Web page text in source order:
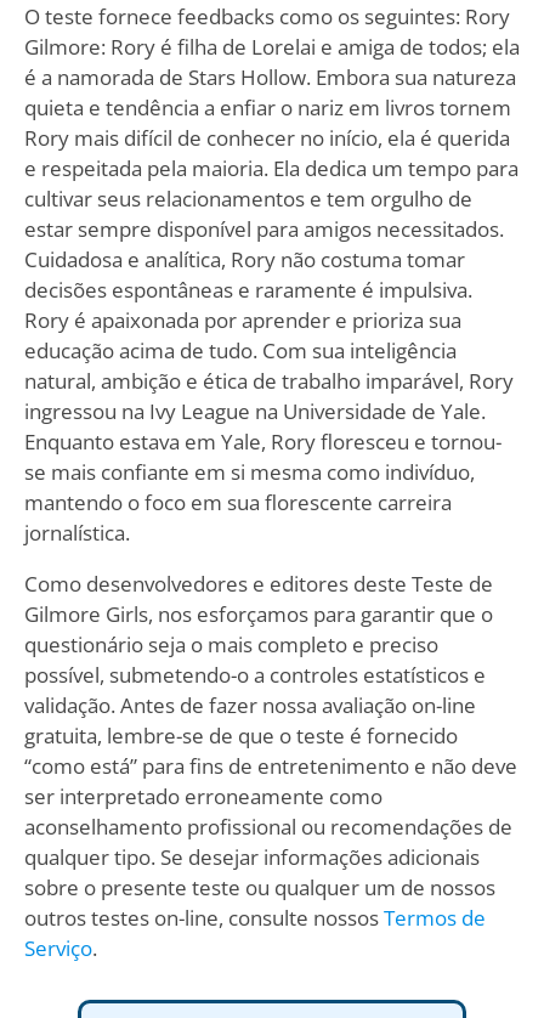
O teste fornece feedbacks como os seguintes: Rory
Gilmore: Rory é filha de Lorelai e amiga de todos; ela
é a namorada de Stars Hollow. Embora sua natureza
quieta e tendência a enfiar o nariz em livros tornem
Rory mais difícil de conhecer no início, ela é querida
e respeitada pela maioria. Ela dedica um tempo para
cultivar seus relacionamentos e tem orgulho de
estar sempre disponível para amigos necessitados.
Cuidadosa e analítica, Rory não costuma tomar
decisões espontâneas e raramente é impulsiva.
Rory é apaixonada por aprender e prioriza sua
educação acima de tudo. Com sua inteligência
natural, ambição e ética de trabalho imparável, Rory
ingressou na Ivy League na Universidade de Yale.
Enquanto estava em Yale, Rory floresceu e tornou-
se mais confiante em si mesma como indivíduo,
mantendo o foco em sua florescente carreira
jornalística.
Como desenvolvedores e editores deste Teste de
Gilmore Girls, nos esforçamos para garantir que o
questionário seja o mais completo e preciso
possível, submetendo-o a controles estatísticos e
validação. Antes de fazer nossa avaliação on-line
gratuita, lembre-se de que o teste é fornecido
“como está” para fins de entretenimento e não deve
ser interpretado erroneamente como
aconselhamento profissional ou recomendações de
qualquer tipo. Se desejar informações adicionais
sobre o presente teste ou qualquer um de nossos
outros testes on-line, consulte nossosTermos de
Serviço.